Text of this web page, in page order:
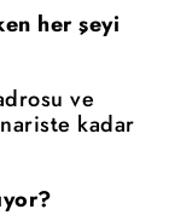
her şeyi
ve
kadar